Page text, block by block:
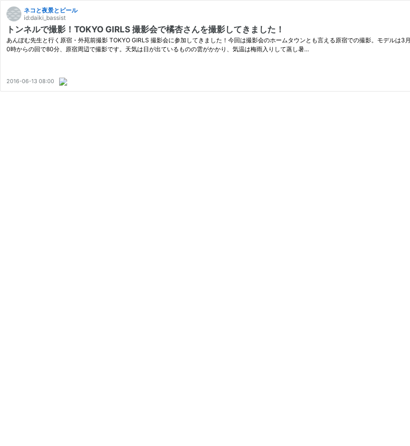
ネコと夜景とビール
id:daiki_bassist
トンネルで撮影！TOKYO GIRLS 撮影会で橘杏さんを撮影してきました！
あんぽむ先生と行く原宿・外苑前撮影 TOKYO GIRLS 撮影会に参加してきました！今回は撮影会のホームタウンとも言える原宿での撮影。モデルは
0時からの回で80分、原宿周辺で撮影です。天気は日が出ているものの雲がかかり、気温は梅雨入りして蒸し暑…
2016-06-13 08:00